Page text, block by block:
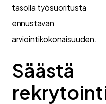
tasolla työsuoritusta
ennustavan
arviointikokonaisuuden.
Säästä